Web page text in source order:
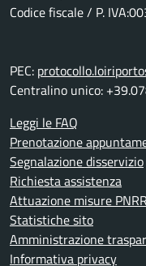
Codice fiscale / P.
PEC:
Centralino unico:
Leggi le FAQ
Prenotazione
Segnalazione disservizio
Richiesta assistenza
Attuazione misure PNRR
Statistiche sito
Amministrazione
Informativa privacy